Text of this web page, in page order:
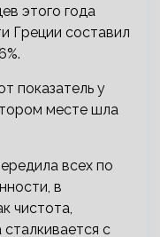
этого года
Греции составил
показатель у
месте шла
всех по
в
чистота,
с